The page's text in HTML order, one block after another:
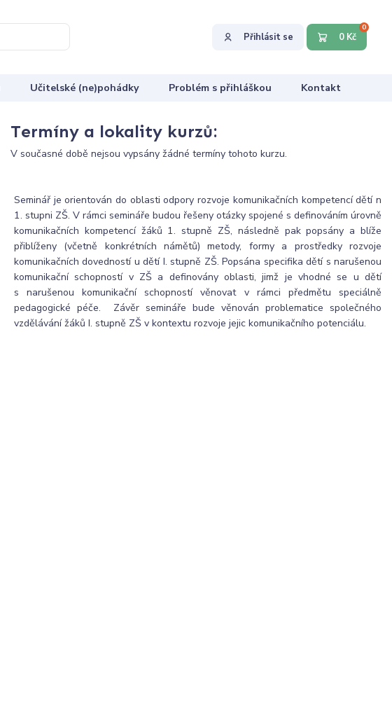
Přihlásit se 0 Kč
0
Učitelské (ne)pohádky Problém s přihláškou Kontakt
Termíny a lokality kurzů:
V současné době nejsou vypsány žádné termíny tohoto kurzu.
Seminář je orientován do oblasti odpory rozvoje komunikačních kompetencí dětí n
1. stupni ZŠ. V rámci semináře budou řešeny otázky spojené s definováním úrovně
komunikačních kompetencí žáků 1. stupně ZŠ, následně pak popsány a blíže
přiblíženy (včetně konkrétních námětů) metody, formy a prostředky rozvoje
komunikačních dovedností u dětí I. stupně ZŠ. Popsána specifika dětí s narušenou
komunikační schopností v ZŠ a definovány oblasti, jimž je vhodné se u dětí
s narušenou komunikační schopností věnovat v rámci předmětu speciálně
pedagogické péče. Závěr semináře bude věnován problematice společného
vzdělávání žáků I. stupně ZŠ v kontextu rozvoje jejic komunikačního potenciálu.